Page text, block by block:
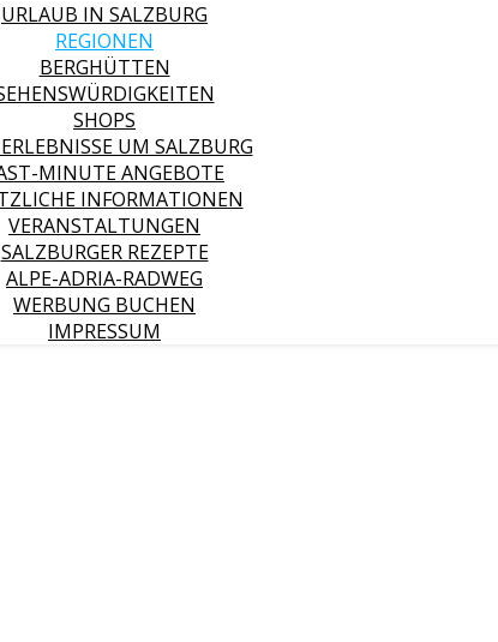
URLAUB IN SALZBURG
REGIONEN
BERGHÜTTEN
SHOPS
UM SALZBURG
MINUTE ANGEBOTE
INFORMATIONEN
VERANSTALTUNGEN
SALZBURGER REZEPTE
ALPE-ADRIA-RADWEG
WERBUNG BUCHEN
IMPRESSUM